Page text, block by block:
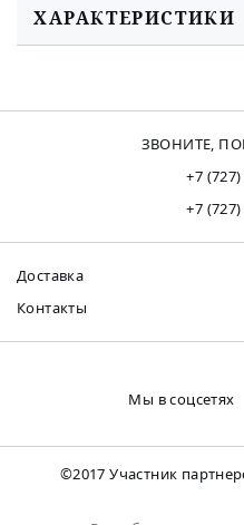
ХАРАКТЕРИСТИКИ
ЗВОНИТЕ,
+7
+7
Доставка
Контакты
Мы в соцсетях
©2017 Участник